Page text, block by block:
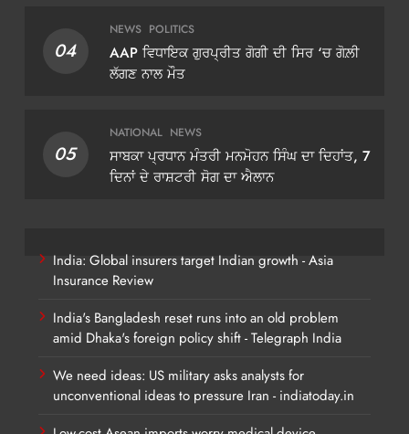
04
NEWS POLITICS
AAP ਵਿਧਾਇਕ ਗੁਰਪ੍ਰੀਤ ਗੋਗੀ ਦੀ ਸਿਰ ‘ਚ ਗੋਲ਼ੀ
ਲੱਗਣ ਨਾਲ ਮੌਤ
05
NATIONAL NEWS
ਸਾਬਕਾ ਪ੍ਰਧਾਨ ਮੰਤਰੀ ਮਨਮੋਹਨ ਸਿੰਘ ਦਾ ਦਿਹਾਂਤ, 7
ਦਿਨਾਂ ਦੇ ਰਾਸ਼ਟਰੀ ਸੋਗ ਦਾ ਐਲਾਨ
India: Global insurers target Indian growth - Asia
Insurance Review
India's Bangladesh reset runs into an old problem
amid Dhaka's foreign policy shift - Telegraph India
We need ideas: US military asks analysts for
unconventional ideas to pressure Iran - indiatoday.in